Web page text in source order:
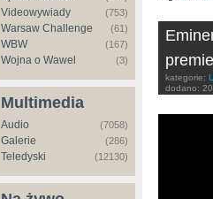
Videowywiady (753)
Warsaw Challenge (61)
WBW (167)
Wojna o Wawel (3)
Multimedia
Audio (7058)
Galerie (286)
Teledyski (12130)
kategorie:
dodano: